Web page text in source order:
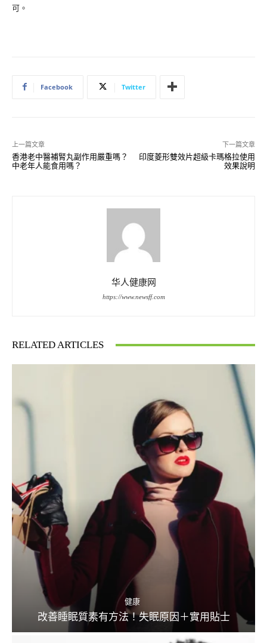
可。
Facebook Twitter
上一篇文章
香港老中醫補腎丸副作用嚴重嗎？
中老年人能食用嗎？
下一篇文章
印度菱形雙效片超級卡瑪格拉使用
效果說明
华人健康网
https://www.newsff.com
RELATED ARTICLES
健康
改善睡眠質素有方法！失眠原因＋實用貼士